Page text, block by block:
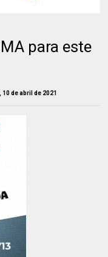
para este
10 de abril de 2021